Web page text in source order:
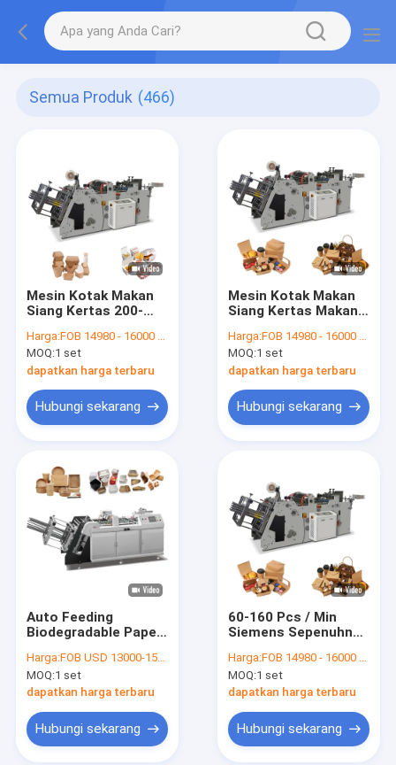
Semua Produk (466)
Mesin Kotak Makan
Siang Kertas 200-
Wadah Makanan
Sekali Pakai
Harga:FOB 14980 - 16000 per set
MOQ:1 set
dapatkan harga terbaru
Hubungi sekarang
Mesin Kotak Makan
Siang Kertas Makan
Penuh Untuk Kotak
Bawa Pulang
Harga:FOB 14980 - 16000 per set
MOQ:1 set
dapatkan harga terbaru
Hubungi sekarang
Auto Feeding
Biodegradable Paper
4.5kw / H
Harga:FOB USD 13000-15980 per set
MOQ:1 set
dapatkan harga terbaru
Hubungi sekarang
60-160 Pcs / Min
Siemens Sepenuhnya
Kotak Makan Siang
Kertas Untuk Take
Away Box
Harga:FOB 14980 - 16000 per set
MOQ:1 set
dapatkan harga terbaru
Hubungi sekarang